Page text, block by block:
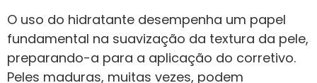
O uso do hidratante desempenha um papel
fundamental na suavização da textura da pele,
preparando-a para a aplicação do corretivo.
Peles maduras, muitas vezes, podem